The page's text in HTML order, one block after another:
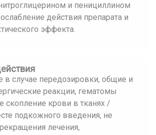
и пенициллином
действия препарата и
эффекта.
в случае передозировки, общие и
реакции, гематомы
скопление крови в тканях /
подкожного введения, не
лечения,